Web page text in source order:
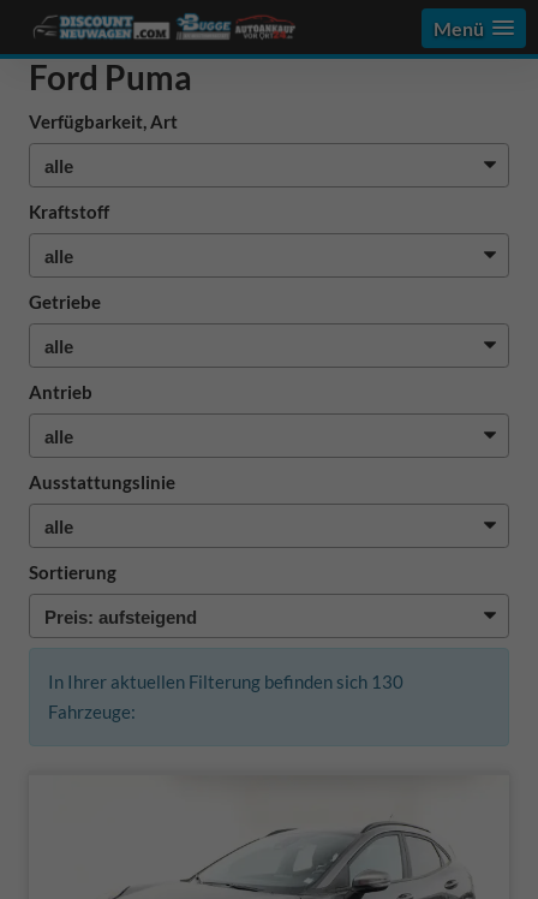
Menü
Ford Puma
Verfügbarkeit, Art
Kraftstoff
Getriebe
Antrieb
Ausstattungslinie
Sortierung
In Ihrer aktuellen Filterung befinden sich 130
Fahrzeuge: